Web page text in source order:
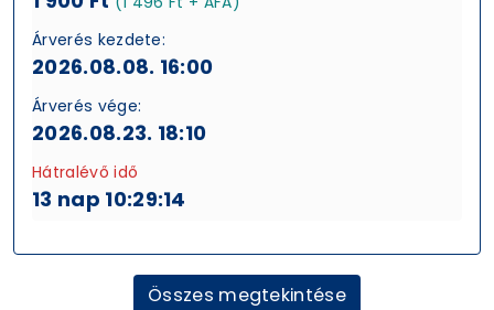
Árverés kezdete:
2026.08.08. 16:00
Árverés vége:
2026.08.23. 18:10
Hátralévő idő
13 nap 10:29:13
Összes megtekintése